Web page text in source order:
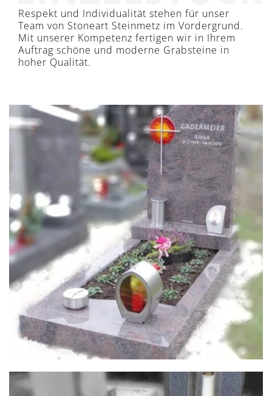
Respekt und Individualität stehen für unser
Team von Stoneart Steinmetz im Vordergrund.
Mit unserer Kompetenz fertigen wir in Ihrem
Auftrag schöne und moderne Grabsteine in
hoher Qualität.